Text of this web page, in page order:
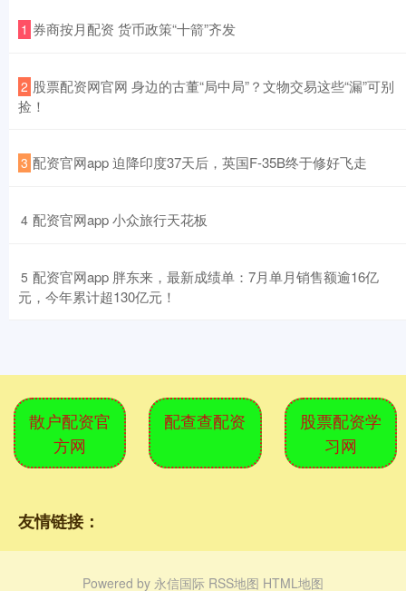
1 ​券商按月配资 货币政策“十箭”齐发
2 ​股票配资网官网 身边的古董“局中局”？文物交易这些“漏”可别
捡！
3 ​配资官网app 迫降印度37天后，英国F-35B终于修好飞走
4 ​配资官网app 小众旅行天花板
5 ​配资官网app 胖东来，最新成绩单：7月单月销售额逾16亿
元，今年累计超130亿元！
散户配资官
方网
配查查配资
股票配资学
习网
友情链接：
Powered by 永信国际 RSS地图 HTML地图